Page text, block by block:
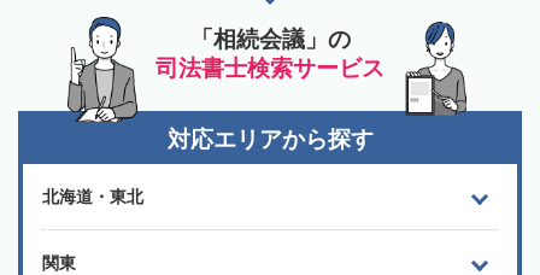
「相続会議」の
司法書士検索サービス
対応エリアから探す
北海道・東北
関東